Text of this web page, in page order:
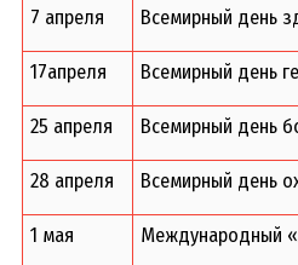
7 апреля Всемирный день
17апреля Всемирный день
25 апреля Всемирный день
28 апреля Всемирный день
1 мая Международный